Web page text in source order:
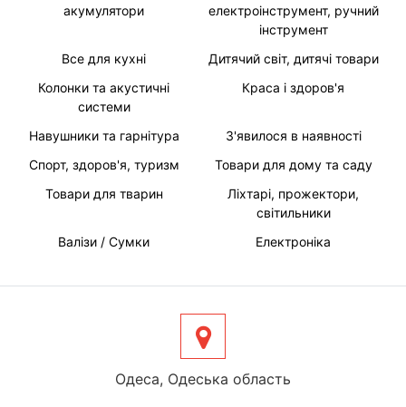
акумулятори
електроінструмент, ручний
інструмент
Все для кухні
Дитячий світ, дитячі товари
Колонки та акустичні
системи
Краса і здоров'я
Навушники та гарнітура
З'явилося в наявності
Спорт, здоров'я, туризм
Товари для дому та саду
Товари для тварин
Ліхтарі, прожектори,
світильники
Валізи / Сумки
Електроніка
Одеса, Одеська область